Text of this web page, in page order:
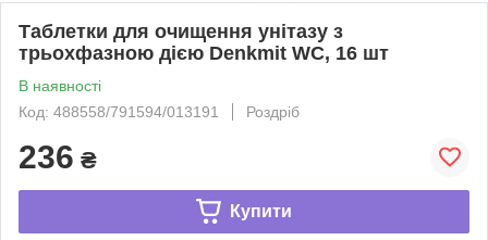
Таблетки для очищення унітазу з
трьохфазною дією Denkmit WC, 16 шт
В наявності
Код: 488558/791594/013191
Роздріб
236 ₴
Купити